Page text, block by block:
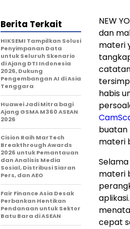
NEW
dan
materi
habis
buatan
materi
materi
cepat
Berita Terkait
HIKSEMI Tampilkan Solusi
Penyimpanan Data
untuk Seluruh Skenario
di Ajang DTI Indonesia
2026, Dukung
Pengembangan AI di Asia
Tenggara
Huawei Jadi Mitra bagi
Ajang GSMA M360 ASEAN
2026
Cision Raih MarTech
Breakthrough Awards
2026 untuk Pemantauan
dan Analisis Media
Sosial, Distribusi Siaran
Pers, dan AEO
Fair Finance Asia Desak
Perbankan Hentikan
Pendanaan untuk Sektor
Batu Bara di ASEAN